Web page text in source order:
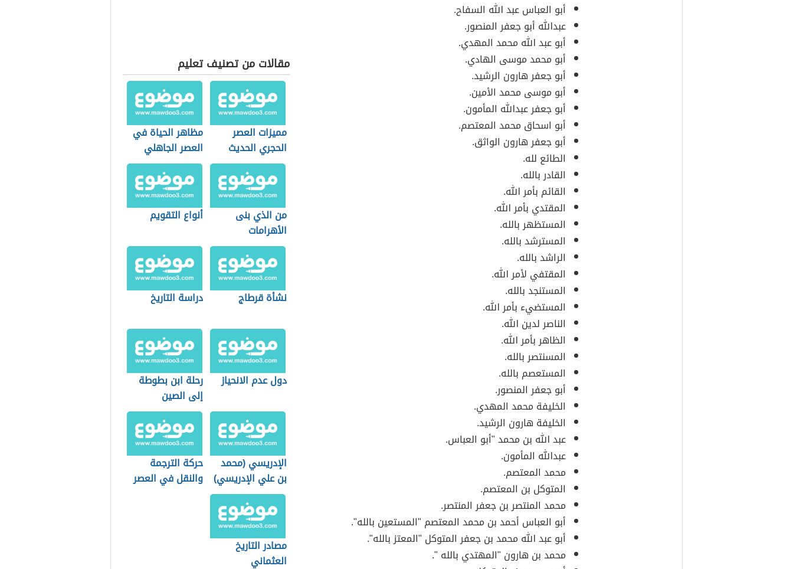
أبو العباس عبد الله السفاح.
عبدالله أبو جعفر المنصور.
أبو عبد الله محمد المهدي.
أبو محمد موسى الهادي.
أبو جعفر هارون الرشيد.
أبو موسى محمد الأمين.
أبو جعفر عبدالله المأمون.
أبو اسحاق محمد المعتصم.
أبو جعفر هارون الواثق.
الطائع لله.
القادر بالله.
القائم بأمر الله.
المقتدي بأمر الله.
المستظهر بالله.
المسترشد بالله.
الراشد بالله.
المقتفي لأمر الله.
المستنجد بالله.
المستضيء بأمر الله.
الناصر لدين الله.
الظاهر بأمر الله.
المسنتصر بالله.
المستعصم بالله.
أبو جعفر المنصور.
الخليفة محمد المهدي.
الخليفة هارون الرشيد.
عبد الله بن محمد "أبو العباس.
عبدالله المأمون.
محمد المعتصم.
المتوكل بن المعتصم.
محمد المنتصر بن جعفر المنتصر.
أبو العباس أحمد بن محمد المعتصم "المستعين بالله".
أبو عبد الله محمد بن جعفر المتوكل "المعتز بالله".
محمد بن هارون "المهتدي بالله ".
مقالات من تصنيف تعليم
مميزات العصر
الحجري الحديث
مظاهر الحياة في
العصر الجاهلي
من الذي بنى
الأهرامات
أنواع التقويم
نشأة قرطاج دراسة التاريخ
دول عدم الانحياز
رحلة ابن بطوطة
إلى الصين
الإدريسي (محمد
بن علي الإدريسي)
حركة الترجمة
والنقل في العصر
مصادر التاريخ
العثماني